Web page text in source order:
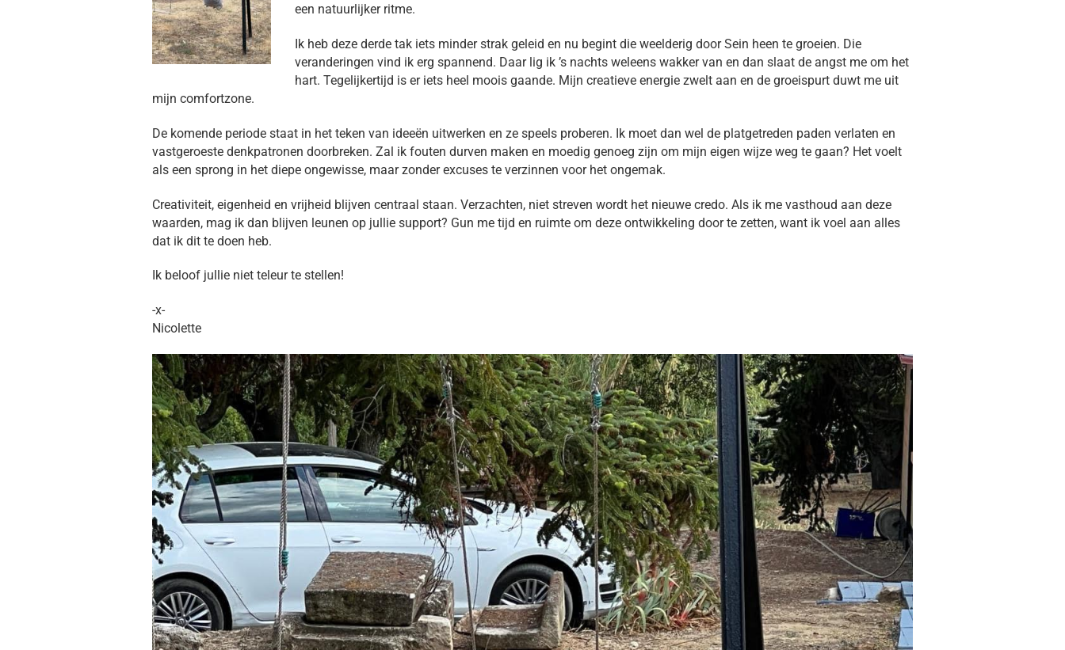
een natuurlijker ritme.
Ik heb deze derde tak iets minder strak geleid en nu begint die weelderig door Sein heen te groeien. Die
veranderingen vind ik erg spannend. Daar lig ik ’s nachts weleens wakker van en dan slaat de angst me om het
hart. Tegelijkertijd is er iets heel moois gaande. Mijn creatieve energie zwelt aan en de groeispurt duwt me uit
mijn comfortzone.
De komende periode staat in het teken van ideeën uitwerken en ze speels proberen. Ik moet dan wel de platgetreden paden verlaten en
vastgeroeste denkpatronen doorbreken. Zal ik fouten durven maken en moedig genoeg zijn om mijn eigen wijze weg te gaan? Het voelt
als een sprong in het diepe ongewisse, maar zonder excuses te verzinnen voor het ongemak.
Creativiteit, eigenheid en vrijheid blijven centraal staan. Verzachten, niet streven wordt het nieuwe credo. Als ik me vasthoud aan deze
waarden, mag ik dan blijven leunen op jullie support? Gun me tijd en ruimte om deze ontwikkeling door te zetten, want ik voel aan alles
dat ik dit te doen heb.
Ik beloof jullie niet teleur te stellen!
-x-
Nicolette